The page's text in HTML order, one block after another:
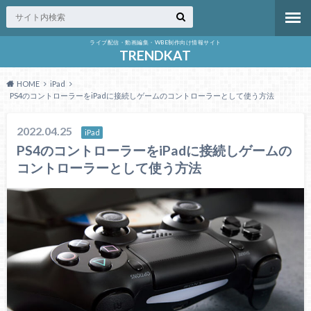
ライブ配信・動画編集・WBE制作向け情報サイト
TRENDKAT
HOME
iPad
PS4のコントローラーをiPadに接続しゲームのコントローラーとして使う方法
2022.04.25 iPad
PS4のコントローラーをiPadに接続しゲームの
コントローラーとして使う方法